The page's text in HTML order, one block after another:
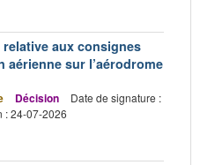
aux consignes
sur l’aérodrome
Décision
Date de signature :
: 24-07-2026